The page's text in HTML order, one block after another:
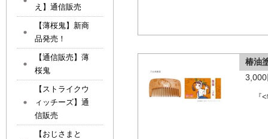
椿油
『
え】通信販売
【薄桜鬼】新商
品発売！
【通信販売】薄
桜鬼
【ストライクウ
ィッチーズ】通
信販売
【おじさまと